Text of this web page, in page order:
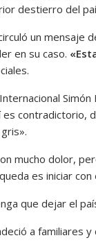
destierro del
un mensaje
en su caso.
contradictorio,
mucho dolor,
es iniciar con
que dejar el
a familiares